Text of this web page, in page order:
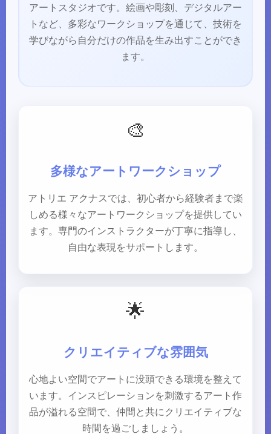
アートスタジオです。絵画や彫刻、デジタルアー
トなど、多彩なワークショップを通じて、技術を
学びながら自分だけの作品を生み出すことができ
ます。
🎨
多様なアートワークショップ
アトリエ アクナスでは、初心者から経験者まで楽
しめる様々なアートワークショップを提供してい
ます。専門のインストラクターが丁寧に指導し、
自由な表現をサポートします。
🌟
クリエイティブな雰囲気
心地よい空間でアートに没頭できる環境を整えて
います。インスピレーションを刺激するアート作
品が溢れる空間で、仲間と共にクリエイティブな
時間を過ごしましょう。